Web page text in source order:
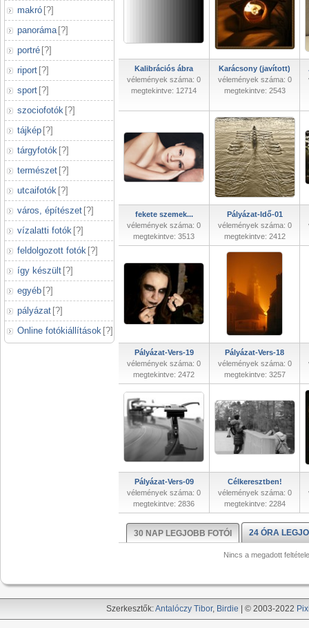
makró [?]
panoráma [?]
portré [?]
riport [?]
sport [?]
szociofotók [?]
tájkép [?]
tárgyfotók [?]
természet [?]
utcaifotók [?]
város, építészet [?]
vízalatti fotók [?]
feldolgozott fotók [?]
így készült [?]
egyéb [?]
pályázat [?]
Online fotókiállítások [?]
Kalibrációs ábra
vélemények száma: 0
megtekintve: 12714
Karácsony (javított)
vélemények száma: 0
megtekintve: 2543
fekete szemek...
vélemények száma: 0
megtekintve: 3513
Pályázat-Idő-01
vélemények száma: 0
megtekintve: 2412
Pályázat-Vers-19
vélemények száma: 0
megtekintve: 2472
Pályázat-Vers-18
vélemények száma: 0
megtekintve: 3257
Pályázat-Vers-09
vélemények száma: 0
megtekintve: 2836
Célkeresztben!
vélemények száma: 0
megtekintve: 2284
30 NAP LEGJOBB FOTÓI 24 ÓRA
Nincs a megadott
Szerkesztők:Antalóczy Tibor, Birdie | © 2003-2022